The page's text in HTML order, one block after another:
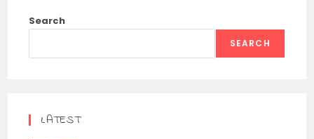
Search
SEARCH
LATEST